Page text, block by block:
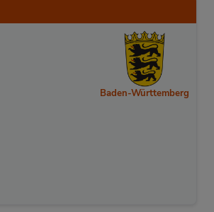
Baden-Württemberg